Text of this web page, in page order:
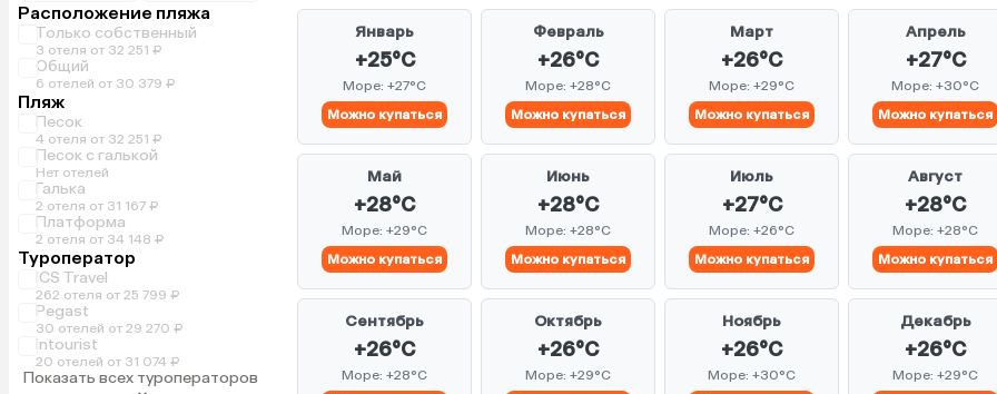
Расположение пляжа
Только собственный
3 отеля от 32 251 ₽
Общий
6 отелей от 30 379 ₽
Пляж
Песок
4 отеля от 32 251 ₽
Песок с галькой
Нет отелей
Галька
2 отеля от 31 167 ₽
Платформа
2 отеля от 34 148 ₽
Туроператор
ICS Travel
262 отеля от 25 799 ₽
Pegast
30 отелей от 29 270 ₽
Intourist
20 отелей от 31 074 ₽
Показать всех туроператоров
Январь
+25°C
Море: +27°C
Можно купаться
Февраль
+26°C
Море: +28°C
Можно купаться
Март
+26°C
Море: +29°C
Можно купаться
Апрель
+27°C
Море: +30°C
Можно купаться
Май
+28°C
Море: +29°C
Можно купаться
Июнь
+28°C
Море: +28°C
Можно купаться
Июль
+27°C
Море: +26°C
Можно купаться
Август
+28°C
Море: +28°C
Можно купаться
Сентябрь
+26°C
Море: +28°C
Октябрь
+26°C
Море: +29°C
Ноябрь
+26°C
Море: +30°C
Декабрь
+26°C
Море: +29°C